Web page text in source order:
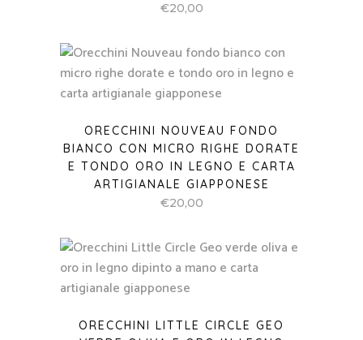
€20,00
ORECCHINI NOUVEAU FONDO
BIANCO CON MICRO RIGHE DORATE
E TONDO ORO IN LEGNO E CARTA
ARTIGIANALE GIAPPONESE
€20,00
ORECCHINI LITTLE CIRCLE GEO